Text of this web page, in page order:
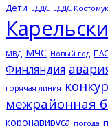
Дети ЕДДС ЕДДС
МВД МЧС Новый год
Финляндия
горячая линия
межрайонная
коронавируса погода